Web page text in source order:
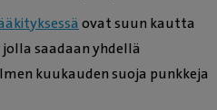
ovat suun kautta
saadaan yhdellä
kuukauden suoja punkkeja